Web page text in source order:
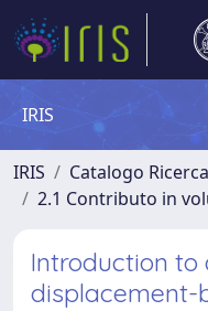
IRIS
IRIS Catalogo Ricerca
2.1 Contributo in
Introduction to
displacement-